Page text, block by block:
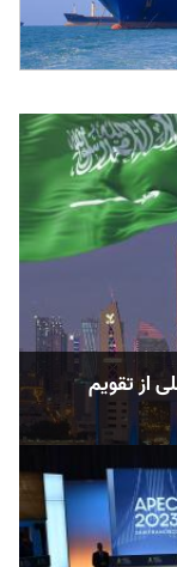
از تقویم